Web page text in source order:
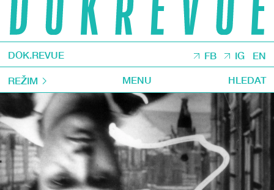
DOK.REVUE FB IG EN
REŽIM MENU HLEDAT